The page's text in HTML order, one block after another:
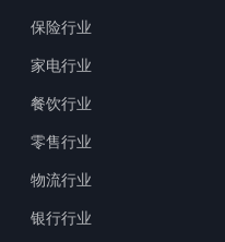
保险行业
家电行业
餐饮行业
零售行业
物流行业
银行行业